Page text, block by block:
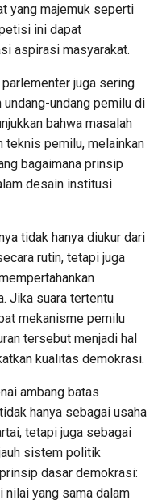
yang majemuk seperti
ini dapat
aspirasi masyarakat.
juga sering
undang pemilu di
bahwa masalah
teknis pemilu, melainkan
bagaimana prinsip
desain institusi
tidak hanya diukur dari
rutin, tetapi juga
Jika suara tertentu
mekanisme pemilu
tersebut menjadi hal
kualitas demokrasi.
ambang batas
hanya sebagai usaha
tetapi juga sebagai
sistem politik
dasar demokrasi:
yang sama dalam